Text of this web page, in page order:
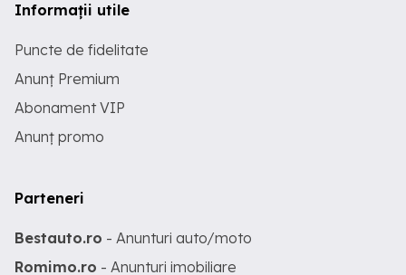
Informații utile
Puncte de fidelitate
Anunț Premium
Abonament VIP
Anunț promo
Parteneri
Bestauto.ro - Anunturi auto/moto
Romimo.ro - Anunturi imobiliare